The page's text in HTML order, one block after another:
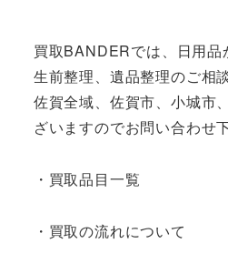
買取BANDERでは、日用品
生前整理、遺品整理のご相
佐賀全域、佐賀市、小城市
ざいますのでお問い合わせ
・買取品目一覧
・買取の流れについて